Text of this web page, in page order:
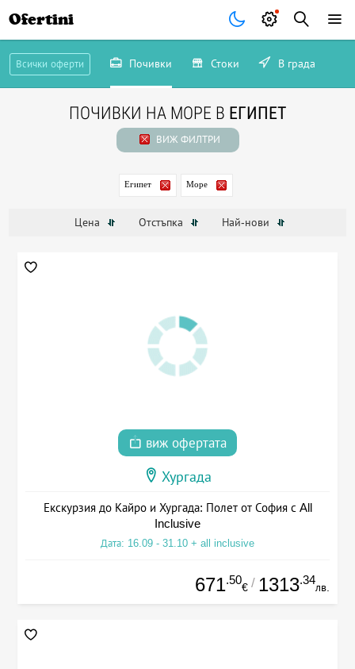
Ofertini
Всички оферти Почивки Стоки В града
ПОЧИВКИ НА МОРЕ В ЕГИПЕТ
ВИЖ ФИЛТРИ
Египет Море
Цена Отстъпка Най-нови
виж офертата
Хургада
Екскурзия до Кайро и Хургада: Полет от София с All
Inclusive
Дата: 16.09 - 31.10 + all inclusive
671.50
€ / 1313.34
лв.